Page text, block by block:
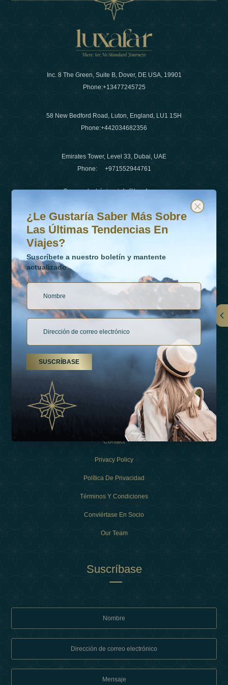
Inc. 8 The Green, Suite B, Dover, DE USA, 19901
Phone:+13477245725
58 New Bedford Road, Luton, England, LU1 1SH
Phone:+442034682356
Emirates Tower, Level 33, Dubai, UAE
Phone: +971552944761
Correo electrónico:info@luxafar.com
Número de WhatsApp
+442034682356
+971552944761
Vínculos
Tipos De Vacaciones
Contact
Privacy Policy
Política De Privacidad
Términos Y Condiciones
Conviértase En Socio
Our Team
Suscríbase
¿Le gustaría saber más sobre las últimas tendencias en
Suscríbete a nuestro boletín y mantente actualizado
¿Le Gustaría Saber Más Sobre
Las Últimas Tendencias En
Viajes?
Suscríbete a nuestro boletín y mantente
actualizado
SUSCRÍBASE